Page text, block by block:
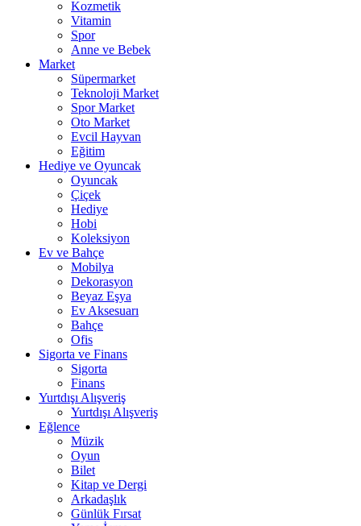
Kozmetik
Vitamin
Spor
Anne ve Bebek
Market
Süpermarket
Teknoloji Market
Spor Market
Oto Market
Evcil Hayvan
Eğitim
Hediye ve Oyuncak
Oyuncak
Çiçek
Hediye
Hobi
Koleksiyon
Ev ve Bahçe
Mobilya
Dekorasyon
Beyaz Eşya
Ev Aksesuarı
Bahçe
Ofis
Sigorta ve Finans
Sigorta
Finans
Yurtdışı Alışveriş
Yurtdışı Alışveriş
Eğlence
Müzik
Oyun
Bilet
Kitap ve Dergi
Arkadaşlık
Günlük Fırsat